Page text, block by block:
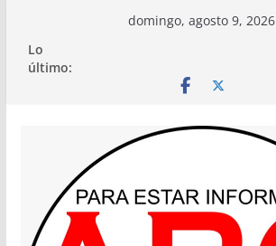
contenido
domingo, agosto 9, 2026
Lo
último: